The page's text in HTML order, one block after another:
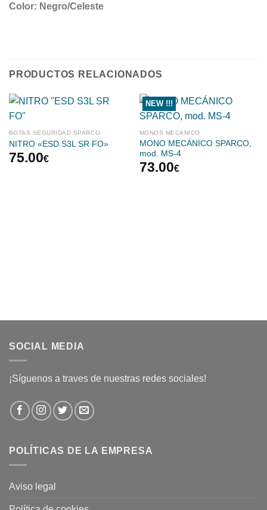
Color: Negro/Celeste
PRODUCTOS RELACIONADOS
BOTAS SEGURIDAD SPARCO
NITRO «ESD S3L SR FO»
75.00€
NEW !!!
MONOS MECANICO
MONO MECÁNICO SPARCO,
mod. MS-4
73.00€
SOCIAL MEDIA
¡Síguenos a traves de nuestras redes sociales!
POLÍTICAS DE LA EMPRESA
Aviso legal